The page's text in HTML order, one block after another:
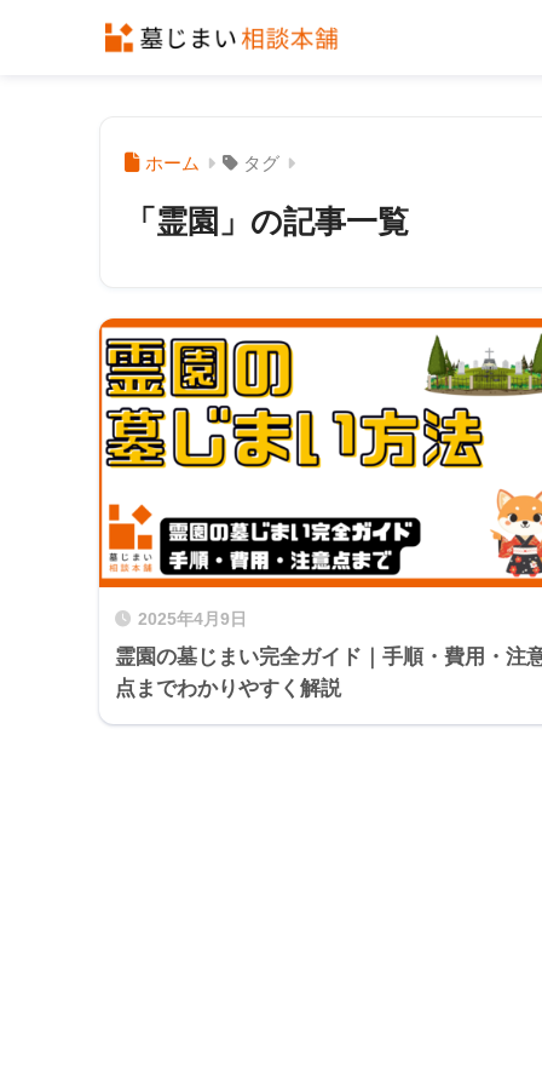
ホーム タグ
「霊園」の記事一覧
2025年4月9日
霊園の墓じまい完全ガイド｜手順・費用・注
点までわかりやすく解説